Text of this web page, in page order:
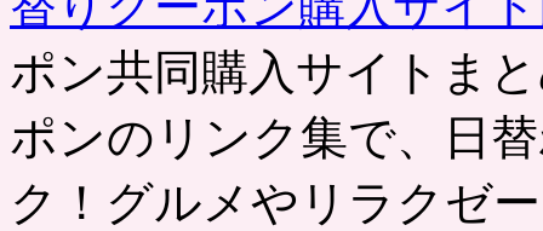
ポン共同購入サイトま
ポンのリンク集で、日
ク！グルメやリラクゼ